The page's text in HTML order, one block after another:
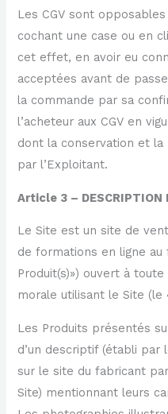
Les CGV sont
cochant une case ou en
cet effet, en avoir eu
acceptées avant de
la commande par sa
l’acheteur aux CGV en
dont la conservation et
par l’Exploitant.
Article 3 – DESCRIPTION
Le Site est un site de
de formations en ligne au
Produit(s)») ouvert à
morale utilisant le Site (le
Les Produits présentés
d’un descriptif (établi par
sur le site du fabricant
Site) mentionnant leurs